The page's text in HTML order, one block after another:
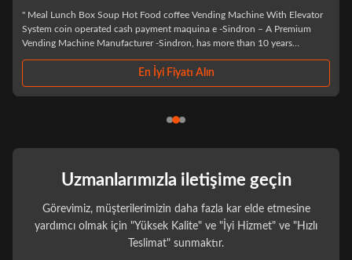
Dimensions H x L x W 2280 mm* 1880 mm* 1020mm Weight 660kg G.W/
600 kg N.W Capacity No.of shelves: standard 7 Items per shelf: 4 Selection
per item: 5-7 *shelves can be adjusted according to the products to suit
En İyi Fiyatı Alın
Uzmanlarımızla iletişime geçin
Görevimiz, müşterilerimizin daha fazla kar elde etmesine
yardımcı olmak için "Yüksek Kalite" ve "İyi Hizmet" ve "Hızlı
Teslimat" sunmaktır.